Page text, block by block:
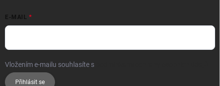
E-MAIL
Vložením e-mailu souhlasíte s
Přihlásit se